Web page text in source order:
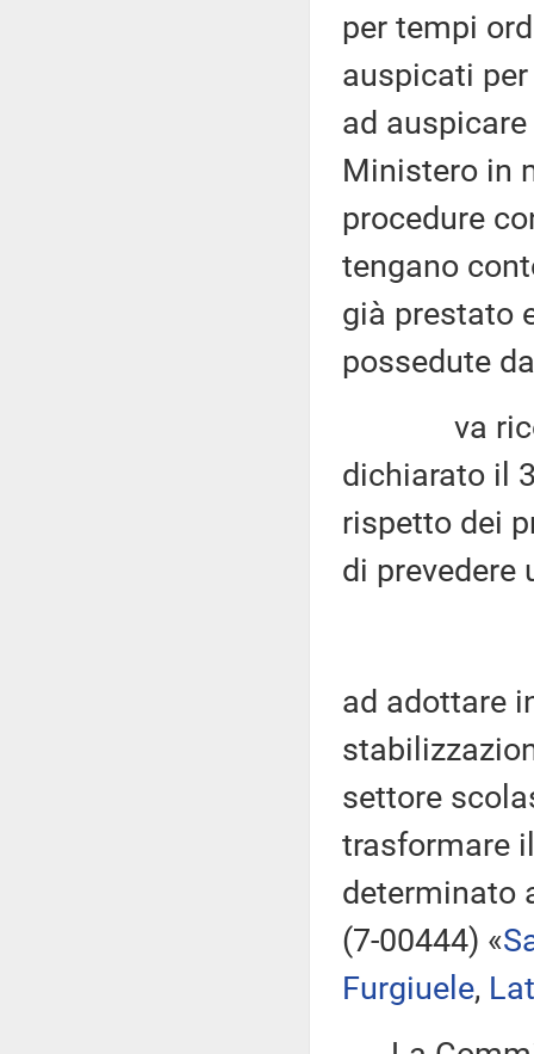
per tempi
auspicati
ad
Ministero in
procedure
tengano
già prestato
possedute
va
dichiarato il
rispetto dei
di prevedere
ad adottare
settore
trasformare
determinato
(7-00444) «
Furgiuele,